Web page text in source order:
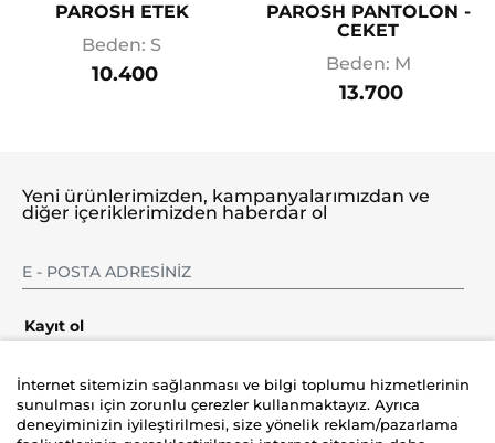
PAROSH ETEK
Beden: S
10.400
PAROSH PANTOLON -
CEKET
Beden: M
13.700
Şirket
Yeni ürünlerimizden, kampanyalarımızdan ve
diğer içeriklerimizden haberdar ol
Kayıt ol
İnternet sitemizin sağlanması ve bilgi toplumu hizmetlerinin
sunulması için zorunlu çerezler kullanmaktayız. Ayrıca
deneyiminizin iyileştirilmesi, size yönelik reklam/pazarlama